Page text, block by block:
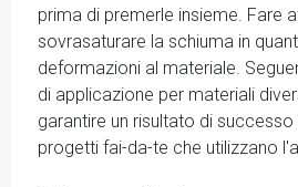
prima di premerle insieme. Fare
sovrasaturare la schiuma in
deformazioni al materiale.
di applicazione per materiali
garantire un risultato di
progetti fai-da-te che utilizzano